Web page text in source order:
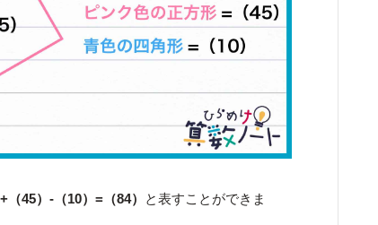
+（45）-（10）=（84）
と表すことができま